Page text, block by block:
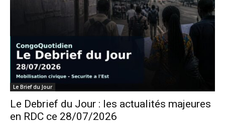
Le Brief du Jour
Le Debrief du Jour : les actualités majeures
en RDC ce 28/07/2026